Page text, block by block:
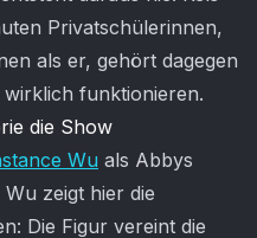
Privatschülerinnen,
als er, gehört dagegen
funktionieren.
die Show
Wu als Abbys
zeigt hier die
Die Figur vereint die